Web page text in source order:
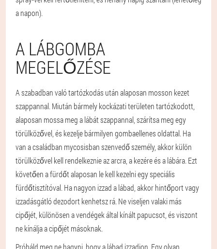
a napon).
A LÁBGOMBA
MEGELŐZÉSE
A szabadban való tartózkodás után alaposan mosson kezet
szappannal. Miután bármely kockázati területen tartózkodott,
alaposan mossa meg a lábát szappannal, szárítsa meg egy
törülközővel, és kezelje bármilyen gombaellenes oldattal. Ha
van a családban mycosisban szenvedő személy, akkor külön
törülközővel kell rendelkeznie az arcra, a kezére és a lábára. Ezt
követően a fürdőt alaposan le kell kezelni egy speciális
fürdőtisztítóval. Ha nagyon izzad a lábad, akkor hintőport vagy
izzadásgátló dezodort kenhetsz rá. Ne viseljen valaki más
cipőjét, különösen a vendégek által kínált papucsot, és viszont
ne kínálja a cipőjét másoknak.
Próbáld meg ne hagyni, hogy a lábad izzadjon. Egy olyan